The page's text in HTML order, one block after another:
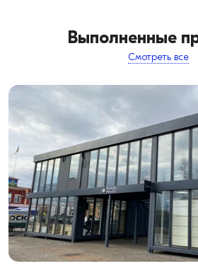
Выполненные
Смотреть все